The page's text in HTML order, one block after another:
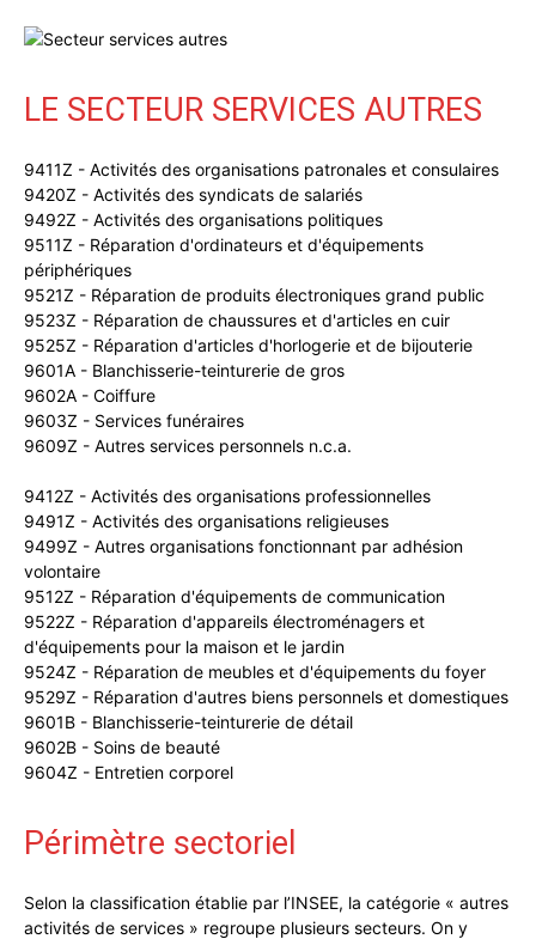
LE SECTEUR SERVICES AUTRES
9411Z - Activités des organisations patronales et consulaires
9420Z - Activités des syndicats de salariés
9492Z - Activités des organisations politiques
9511Z - Réparation d'ordinateurs et d'équipements
périphériques
9521Z - Réparation de produits électroniques grand public
9523Z - Réparation de chaussures et d'articles en cuir
9525Z - Réparation d'articles d'horlogerie et de bijouterie
9601A - Blanchisserie-teinturerie de gros
9602A - Coiffure
9603Z - Services funéraires
9609Z - Autres services personnels n.c.a.
9412Z - Activités des organisations professionnelles
9491Z - Activités des organisations religieuses
9499Z - Autres organisations fonctionnant par adhésion
volontaire
9512Z - Réparation d'équipements de communication
9522Z - Réparation d'appareils électroménagers et
d'équipements pour la maison et le jardin
9524Z - Réparation de meubles et d'équipements du foyer
9529Z - Réparation d'autres biens personnels et domestiques
9601B - Blanchisserie-teinturerie de détail
9602B - Soins de beauté
9604Z - Entretien corporel
Périmètre sectoriel
Selon la classification établie par l’INSEE, la catégorie « autres
activités de services » regroupe plusieurs secteurs. On y